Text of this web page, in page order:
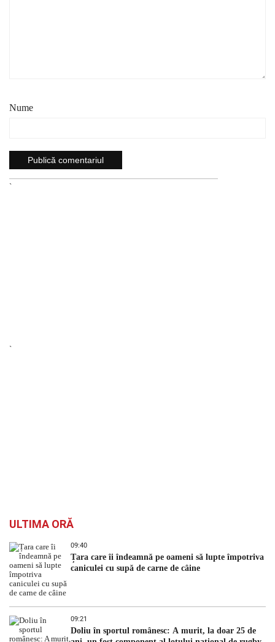
Nume
`
`
ULTIMA ORĂ
09:40
Țara care îi îndeamnă pe oameni să lupte împotriva
caniculei cu supă de carne de câine
09:21
Doliu în sportul românesc: A murit, la doar 25 de